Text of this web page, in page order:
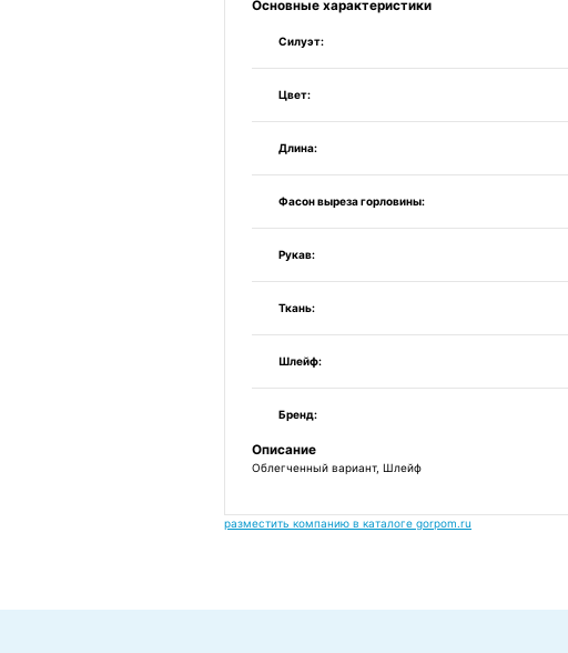
Основные характеристики
Силуэт:
Цвет:
Длина:
Фасон выреза горловины:
Рукав:
Ткань:
Шлейф:
Бренд:
Описание
Облегченный вариант, Шлейф
разместить компанию в каталоге gorpom.ru